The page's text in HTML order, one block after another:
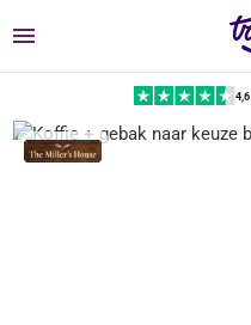
Menu
4,6